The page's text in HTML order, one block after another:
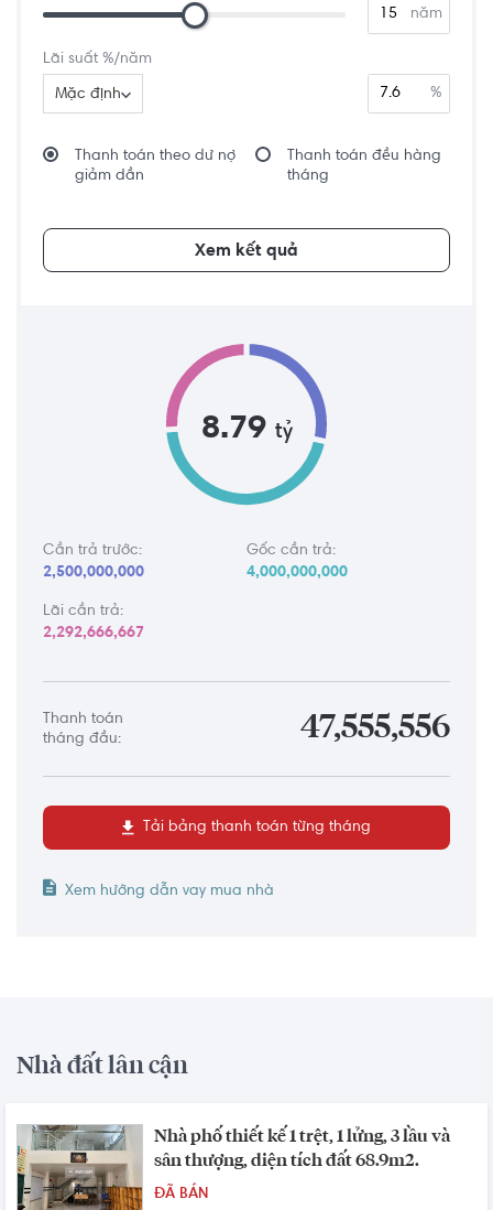
năm
Lãi suất %/năm
Mặc định %
Thanh toán theo dư nợ
giảm dần
Thanh toán đều hàng
tháng
Xem kết quả
8.79 tỷ
Cần trả trước:
2,500,000,000
Gốc cần trả:
4,000,000,000
Lãi cần trả:
2,292,666,667
Thanh toán
tháng đầu:
47,555,556
Tải bảng thanh toán từng tháng
Xem hướng dẫn vay mua nhà
Nhà đất lân cận
Nhà phố thiết kế 1 trệt, 1 lửng, 3 lầu và
sân thượng, diện tích đất 68.9m2.
ĐÃ BÁN